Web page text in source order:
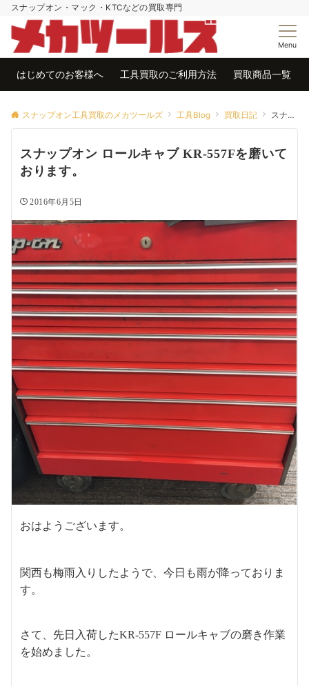
スナップオン・マック・KTCなどの買取専門
Menu
はじめてのお客様へ 工具買取のご利用方法 買取商品一覧
スナップオン工具買取のメカツールズ 工具Blog 買取日記 スナップオン ロールキャブ KR-557Fを磨いております。
スナップオン ロールキャブ KR-557Fを磨いて
おります。
2016年6月5日
おはようございます。
関西も梅雨入りしたようで、今日も雨が降っておりま
す。
さて、先日入荷したKR-557F ロールキャブの磨き作業
を始めました。